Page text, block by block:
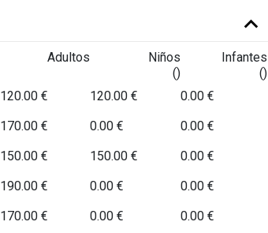
Adultos
Niños
()
Infantes
()
120.00 € 120.00 € 0.00 €
170.00 € 0.00 € 0.00 €
150.00 € 150.00 € 0.00 €
190.00 € 0.00 € 0.00 €
170.00 € 0.00 € 0.00 €